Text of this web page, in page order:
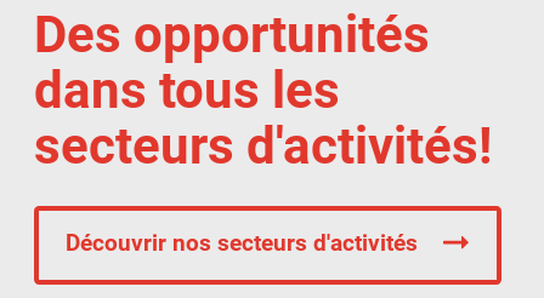
Des opportunités
dans tous les
secteurs d'activités!
Découvrir nos secteurs d'activités